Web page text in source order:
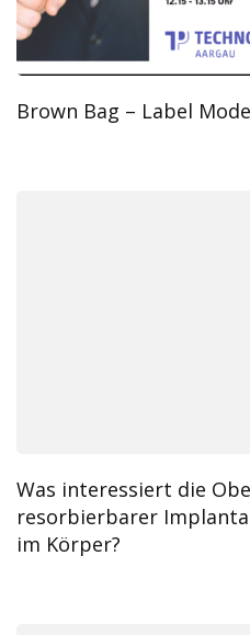
Brown Bag – Label
Was interessiert die
resorbierbarer
im Körper?